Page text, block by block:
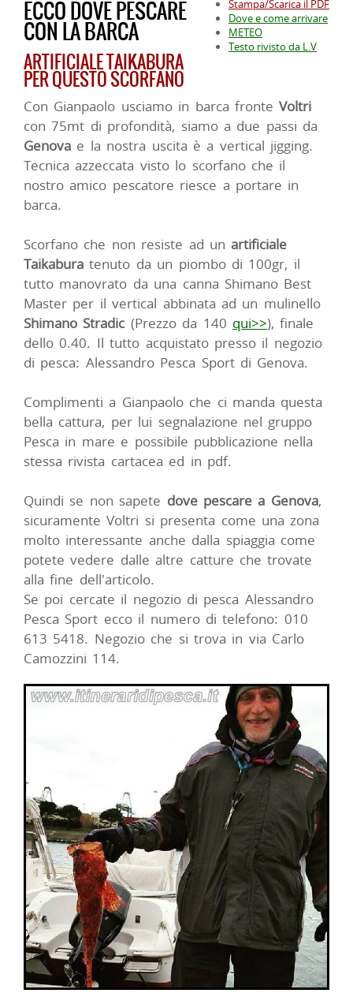
Stampa/Scarica il PDF
Dove e come arrivare
METEO
Testo rivisto da L.V
ECCO DOVE PESCARE
CON LA BARCA
ARTIFICIALE TAIKABURA
PER QUESTO SCORFANO
Con Gianpaolo usciamo in barca fronteVoltri
con 75mt di profondità, siamo a due passi da
Genova e la nostra uscita è a vertical jigging.
Tecnica azzeccata visto lo scorfano che il
nostro amico pescatore riesce a portare in
barca.
Scorfano che non resiste ad unartificiale
Taikabura tenuto da un piombo di 100gr, il
tutto manovrato da una canna Shimano Best
Master per il vertical abbinata ad un mulinello
Shimano Stradic (Prezzo da 140 qui>>), finale
dello 0.40. Il tutto acquistato presso il negozio
di pesca: Alessandro Pesca Sport di Genova.
Complimenti a Gianpaolo che ci manda questa
bella cattura, per lui segnalazione nel gruppo
Pesca in mare e possibile pubblicazione nella
stessa rivista cartacea ed in pdf.
Quindi se non sapete dove pescare a Genova,
sicuramente Voltri si presenta come una zona
molto interessante anche dalla spiaggia come
potete vedere dalle altre catture che trovate
alla fine dell'articolo.
Se poi cercate il negozio di pesca Alessandro
Pesca Sport ecco il numero di telefono: 010
613 5418. Negozio che si trova in via Carlo
Camozzini 114.